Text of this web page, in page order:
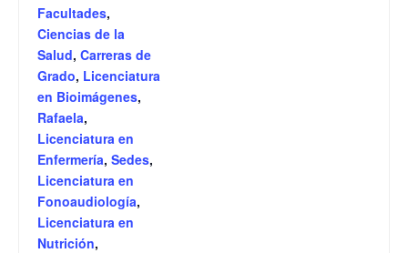
Facultades,
Ciencias de la
Salud, Carreras de
Grado, Licenciatura
en Bioimágenes,
Rafaela,
Licenciatura en
Enfermería, Sedes,
Licenciatura en
Fonoaudiología,
Licenciatura en
Nutrición,